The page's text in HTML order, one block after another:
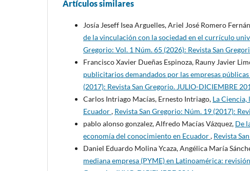
Artículos similares
Josía Jeseff Isea Arguelles, Ariel José Romero
de la vinculación con la sociedad en el currículo
Gregorio: Vol. 1 Núm. 65 (2026): Revista San
Francisco Xavier Dueñas Espinoza, Rauny Javier
publicitarios demandados por las empresas
(2017): Revista San Gregorio. JULIO-DICIEMBRE
Carlos Intriago Macías, Ernesto Intriago, La Ciencia,
Ecuador, Revista San Gregorio: Núm. 19 (2017):
pablo alonso gonzalez, Alfredo Macías Vázquez, De
economía del conocimiento en Ecuador, Revista
Daniel Eduardo Molina Ycaza, Angélica María
mediana empresa (PYME) en Latinoamérica: